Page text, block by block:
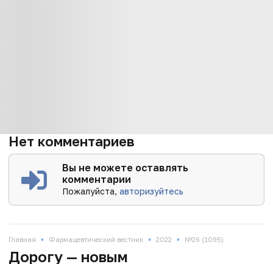
Нет комментариев
Вы не можете оставлять
комментарии
Пожалуйста,авторизуйтесь
Главная • Фармацевтический вестник • 2022 • №26 (1095)
Дорогу — новым